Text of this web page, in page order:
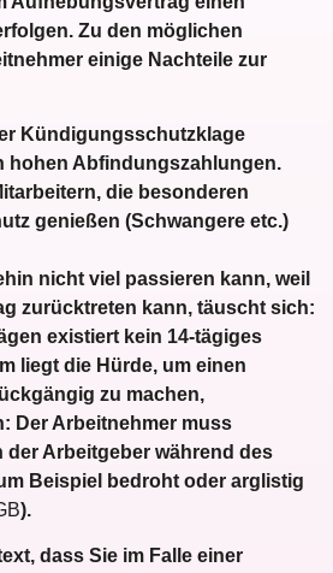
Zu den möglichen
einige Nachteile zur
Kündigungsschutzklage
hohen Abfindungszahlungen.
die besonderen
genießen (Schwangere etc.)
nicht viel passieren kann, weil
zurücktreten kann, täuscht sich:
existiert kein 14-tägiges
liegt die Hürde, um einen
zu machen,
Der Arbeitnehmer muss
der Arbeitgeber während des
Beispiel bedroht oder arglistig
).
dass Sie im Falle einer